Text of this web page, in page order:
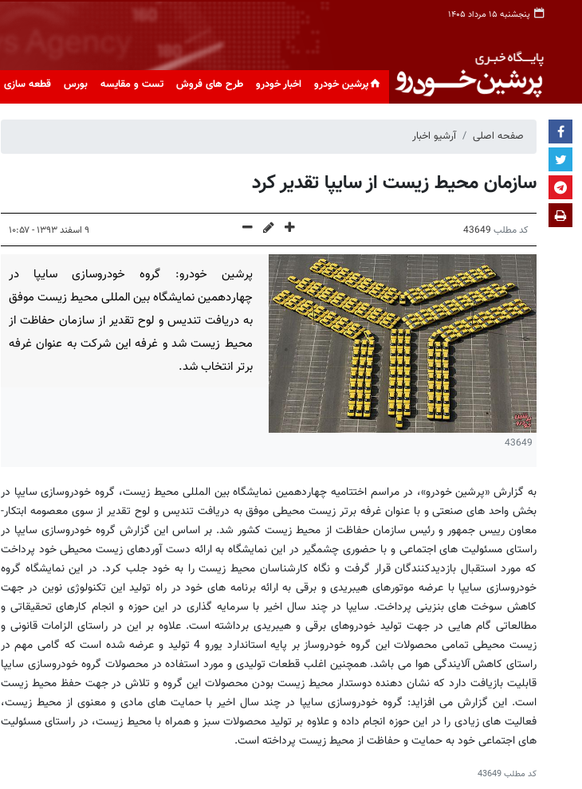
پنجشنبه ۱۵ مرداد ۱۴۰۵
پرشین خودرو اخبار خودرو طرح های فروش تست و مقایسه بورس قطعه سازی
صفحه اصلی آرشیو اخبار
سازمان محیط زیست از سایپا تقدیر کرد
کد مطلب 43649 ۹ اسفند ۱۳۹۳ - ۱۰:۵۷
43649
پرشین خودرو: گروه خودروسازی سایپا در
چهاردهمین نمایشگاه بین المللی محیط زیست موفق
به دریافت تندیس و لوح تقدیر از سازمان حفاظت از
محیط زیست شد و غرفه این شرکت به عنوان غرفه
برتر انتخاب شد.
به گزارش «پرشین خودرو»، در مراسم اختتامیه چهاردهمین نمایشگاه بین المللی محیط زیست، گروه خودروسازی سایپا در
بخش واحد های صنعتی و با عنوان غرفه برتر زیست محیطی موفق به دریافت تندیس و لوح تقدیر از سوی معصومه ابتکار-
معاون رییس جمهور و رئیس سازمان حفاظت از محیط زیست کشور شد. بر اساس این گزارش گروه خودروسازی سایپا در
راستای مسئولیت های اجتماعی و با حضوری چشمگیر در این نمایشگاه به ارائه دست آوردهای زیست محیطی خود پرداخت
که مورد استقبال بازدیدکنندگان قرار گرفت و نگاه کارشناسان محیط زیست را به خود جلب کرد. در این نمایشگاه گروه
خودروسازی سایپا با عرضه موتورهای هیبریدی و برقی به ارائه برنامه های خود در راه تولید این تکنولوژی نوین در جهت
کاهش سوخت های بنزینی پرداخت. سایپا در چند سال اخیر با سرمایه گذاری در این حوزه و انجام کارهای تحقیقاتی و
مطالعاتی گام هایی در جهت تولید خودروهای برقی و هیبریدی برداشته است. علاوه بر این در راستای الزامات قانونی و
زیست محیطی تمامی محصولات این گروه خودروساز بر پایه استاندارد یورو 4 تولید و عرضه شده است که گامی مهم در
راستای کاهش آلایندگی هوا می باشد. همچنین اغلب قطعات تولیدی و مورد استفاده در محصولات گروه خودروسازی سایپا
قابلیت بازیافت دارد که نشان دهنده دوستدار محیط زیست بودن محصولات این گروه و تلاش در جهت حفظ محیط زیست
است. این گزارش می افزاید: گروه خودروسازی سایپا در چند سال اخیر با حمایت های مادی و معنوی از محیط زیست،
فعالیت های زیادی را در این حوزه انجام داده و علاوه بر تولید محصولات سبز و همراه با محیط زیست، در راستای مسئولیت
های اجتماعی خود به حمایت و حفاظت از محیط زیست پرداخته است.
کد مطلب43649